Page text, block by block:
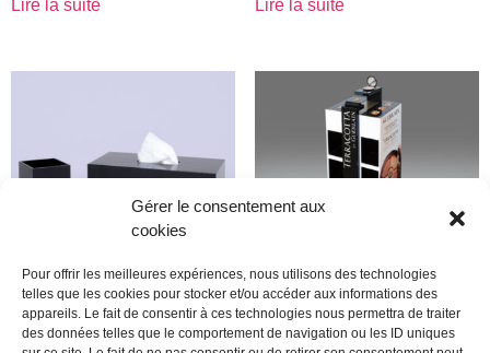
Gérer le consentement aux
cookies
Pour offrir les meilleures expériences, nous utilisons des technologies
telles que les cookies pour stocker et/ou accéder aux informations des
appareils. Le fait de consentir à ces technologies nous permettra de traiter
des données telles que le comportement de navigation ou les ID uniques
Lire la suite Lire la suite
Guerlain Guerlain